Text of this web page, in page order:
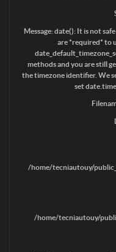
Message: date(): It is not
are *required* to
methods and you are still
the timezone identifier. We
set
/home/tecniautouy/
/home/tecniautouy/